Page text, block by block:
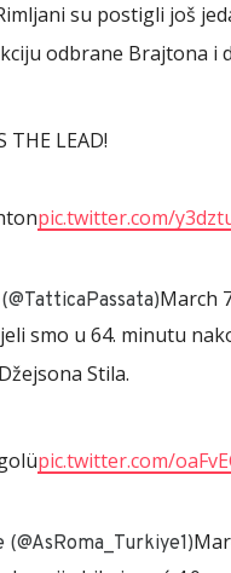
su postigli još
odbrane Brajtona i
THE LEAD!
pic.twitter.com/
March
smo u 64. minutu
Stila.
pic.twitter.com/